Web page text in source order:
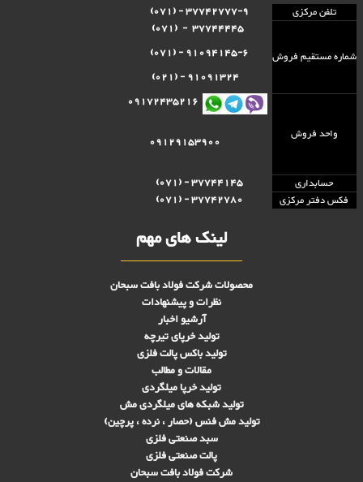
تلفن مرکزی 37742777-9 - (071)
شماره مستقيم فروش
91094145-6 - (071)
واحد فروش
09172435216
حسابداری
37744145 - (071)
فکس دفتر مرکزی
37742780 - (071)
لینک های مهم
محصولات شرکت فولاد بافت سبحان
نظرات و پیشنهادات
آرشیو اخبار
تولید خرپای تیرچه
تولید باکس پالت فلزی
مقالات و مطالب
تولید خرپا میلگردی
تولید شبکه های ميلگردی مش
تولید مش فنس (حصار ، نرده ، پرچین)
سبد صنعتی فلزی
پالت صنعتی فلزی
شرکت فولاد بافت سبحان